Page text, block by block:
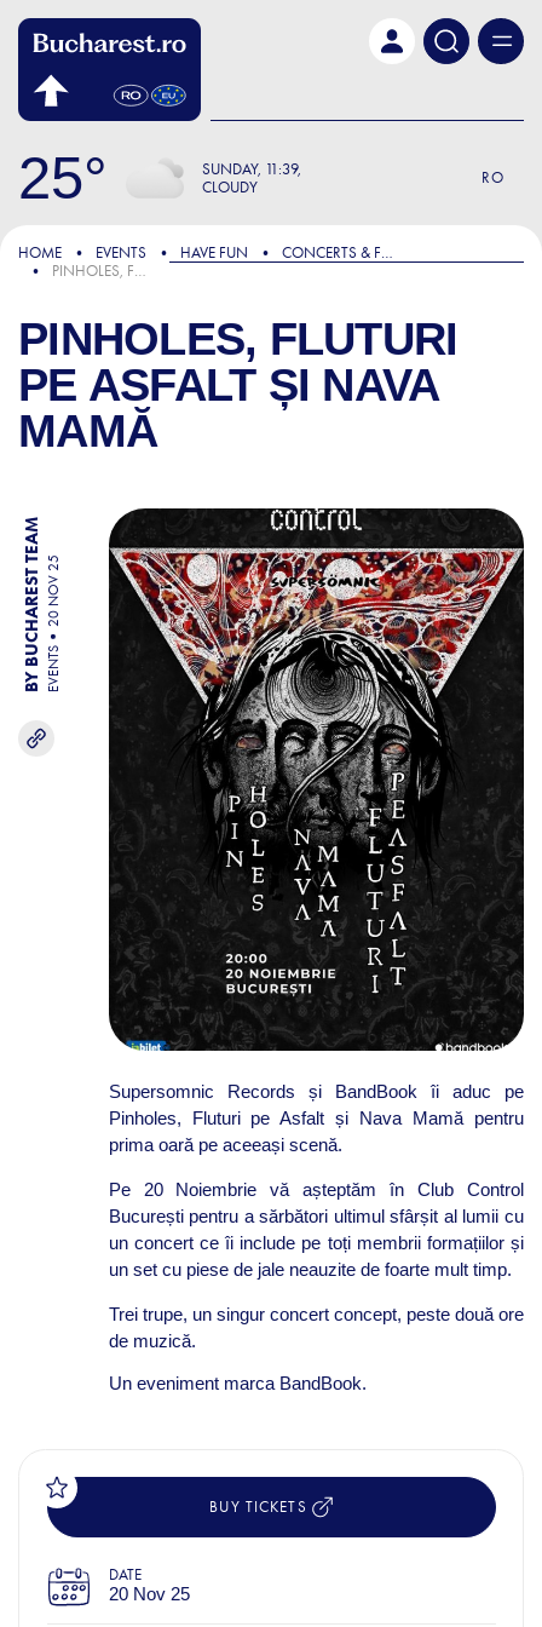
25 SUNDAY 11:39
CLOUDY
RO
HOME EVENTS HAVE FUN
CONCERTS & FESTIVALS
PINHOLES, FLUTURI PE ASFALT ȘI NAVA MAMĂ
PINHOLES, FLUTURI
PE ASFALT ȘI NAVA
MAMĂ
BY BUCHAREST TEAM EVENTS
20 NOV 25
Supersomnic Records și BandBook îi aduc pe
Pinholes, Fluturi pe Asfalt și Nava Mamă pentru
prima oară pe aceeași scenă.
Pe 20 Noiembrie vă așteptăm în Club Control
București pentru a sărbători ultimul sfârșit al lumii cu
un concert ce îi include pe toți membrii formațiilor și
un set cu piese de jale neauzite de foarte mult timp.
Trei trupe, un singur concert concept, peste două ore
de muzică.
Un eveniment marca BandBook.
BUY TICKETS
DATE
20 Nov 25